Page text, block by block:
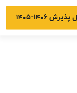
۱۴۰۶-۱۴۰۵